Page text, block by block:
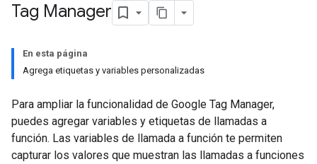
Tag Manager
En esta página
Agrega etiquetas y variables personalizadas
Para ampliar la funcionalidad de Google Tag Manager,
puedes agregar variables y etiquetas de llamadas a
función. Las variables de llamada a función te permiten
capturar los valores que muestran las llamadas a funciones